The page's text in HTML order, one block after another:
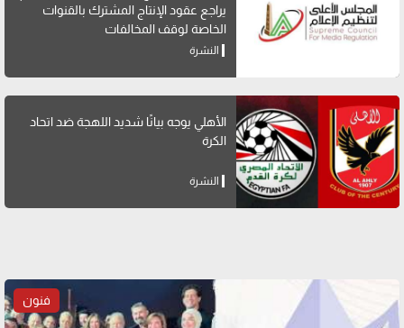
يراجع عقود الإنتاج المشترك بالقنوات
الخاصة لوقف المخالفات
النشرة
الأهلي يوجه بيانًا شديد اللهجة ضد اتحاد
الكرة
النشرة
فنون